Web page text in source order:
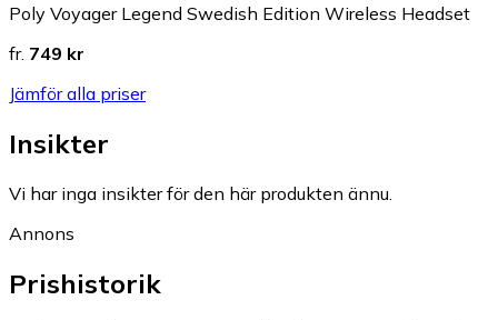
Poly Voyager Legend Swedish Edition Wireless Headset
fr. 749 kr
Jämför alla priser
Insikter
Vi har inga insikter för den här produkten ännu.
Annons
Prishistorik